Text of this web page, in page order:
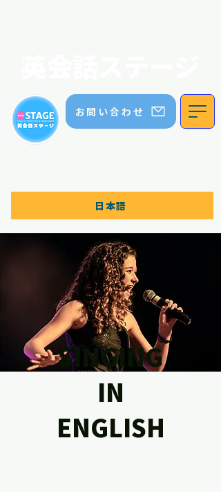
お問い合わせ
日本語
SINGING
IN
ENGLISH